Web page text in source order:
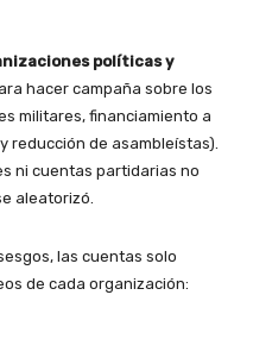
políticas y
hacer campaña sobre los
militares, financiamiento a
reducción de asambleístas).
ni cuentas partidarias no
aleatorizó.
las cuentas solo
de cada organización: